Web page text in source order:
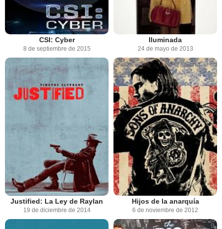
CSI: Cyber
8 de septiembre de 2015
Iluminada
24 de mayo de 2013
Justified: La Ley de Raylan
19 de diciembre de 2014
Hijos de la anarquía
6 de noviembre de 2012